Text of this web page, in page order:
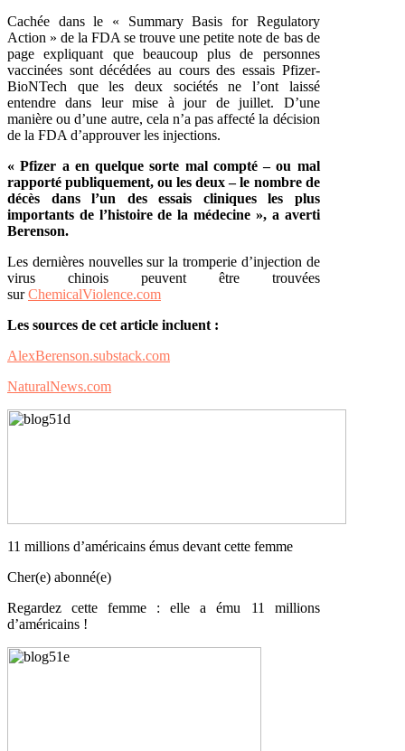
Cachée dans le « Summary Basis for Regulatory
Action » de la FDA se trouve une petite note de bas de
page expliquant que beaucoup plus de personnes
vaccinées sont décédées au cours des essais Pfizer-
BioNTech que les deux sociétés ne l’ont laissé
entendre dans leur mise à jour de juillet. D’une
manière ou d’une autre, cela n’a pas affecté la décision
de la FDA d’approuver les injections.
« Pfizer a en quelque sorte mal compté – ou mal
rapporté publiquement, ou les deux – le nombre de
décès dans l’un des essais cliniques les plus
importants de l’histoire de la médecine », a averti
Berenson.
Les dernières nouvelles sur la tromperie d’injection de
virus chinois peuvent être trouvées
surChemicalViolence.com
Les sources de cet article incluent :
AlexBerenson.substack.com
NaturalNews.com
11 millions d’américains émus devant cette femme
Cher(e) abonné(e)
Regardez cette femme : elle a ému 11 millions
d’américains !